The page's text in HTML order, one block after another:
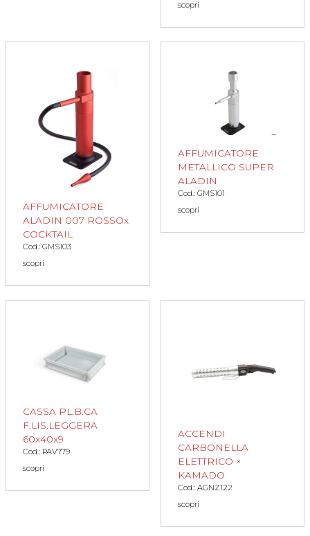
scopri
AFFUMICATORE
ALADIN 007 ROSSOx
COCKTAIL
Cod.: GMS103
scopri
AFFUMICATORE
METALLICO SUPER
ALADIN
Cod.: GMS101
scopri
CASSA PL.B.CA
F.LIS.LEGGERA
60x40x9
Cod.: PAV779
scopri
ACCENDI
CARBONELLA
ELETTRICO ×
KAMADO
Cod.: AGNZ122
scopri